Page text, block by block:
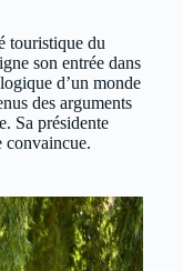
touristique du
son entrée dans
d’un monde
des arguments
Sa présidente
convaincue.